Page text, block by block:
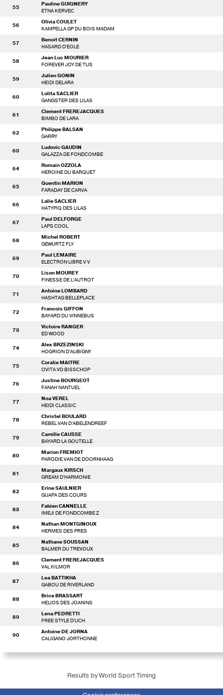
55
Pauline GUIGNERY
ETNA KERVEC
56
Olivia COULET
KAMPELLA GP DU BOIS MADAM
57
Benoit CERNIN
HASARD D'EOLE
58
Jean Luc MOURIER
FOREVER JOY DE TUS
59
Julien GONIN
HEIDI DELARA
60
Lolita SACLIER
GANGSTER DES LILAS
61
Clement FREREJACQUES
BIMBO DE LARA
62
Philippe BALSAN
GARRY
63
Ludovic GAUDIN
GALAZZA DE FONDCOMBE
64
Romain OZZOLA
HEROINE DU BARQUET
65
Quentin MARION
FARADAY DE CARVA
66
Lalie SACLIER
HATYPIQ DES LILAS
67
Paul DELFORGE
LAPS COOL
68
Michel ROBERT
GEWURTZ FLY
69
Paul LEMAIRE
ELECTRON LIBRE V V
70
Lison MOUREY
FINESSE DE L'AUTROT
71
Antoine LOMBARD
HASHTAG BELLEPLACE
72
Francois GIFFON
BAYARD DU VINNEBUS
73
Victoire RANGER
ED WOOD
74
Alex BRZEZINSKI
HOGRION D'AUBIGNY
75
Coralie MAITRE
OVITA VD BISSCHOP
76
Justine BOURGEOT
FANAH NANTUEL
77
Noa VEREL
HEIDI CLASSIC
78
Christel BOULARD
REBEL VAN D'ABELENDREEF
79
Camille CAUSSE
BAYARD LA GOUTELLE
80
Marion FREMIOT
PARODIE VAN DE DOORNHAAG
81
Margaux KIRSCH
GREAM D'HARMONIE
82
Erine SAULNIER
GUAPA DES COURS
83
Fabien CANNELLE
IMEJI DE FONDCOMBE Z
84
Nathan MONTGINOUX
HERMES DES PRES
85
Nathane SOUSSAN
BALMER DU TREVOUX
86
Clement FREREJACQUES
VAL KILMOR
87
Lea BATTIKHA
GABOU DE RIVERLAND
88
Brice BRASSART
HELIOS DES JOANINS
89
Lena PEDRETTI
FREE STYLE D'UCH
90
Antoine DE JORNA
CALIGANO JORTHONNE
Results by World Sport Timing